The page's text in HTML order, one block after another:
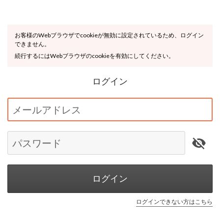
お客様のWebブラウザでcookieが無効に設定されているため、ログイン
できません。
続行するにはWebブラウザのcookieを有効にしてください。
ログイン
メールアドレス
パスワード
ログイン
ログインできない方はこちら